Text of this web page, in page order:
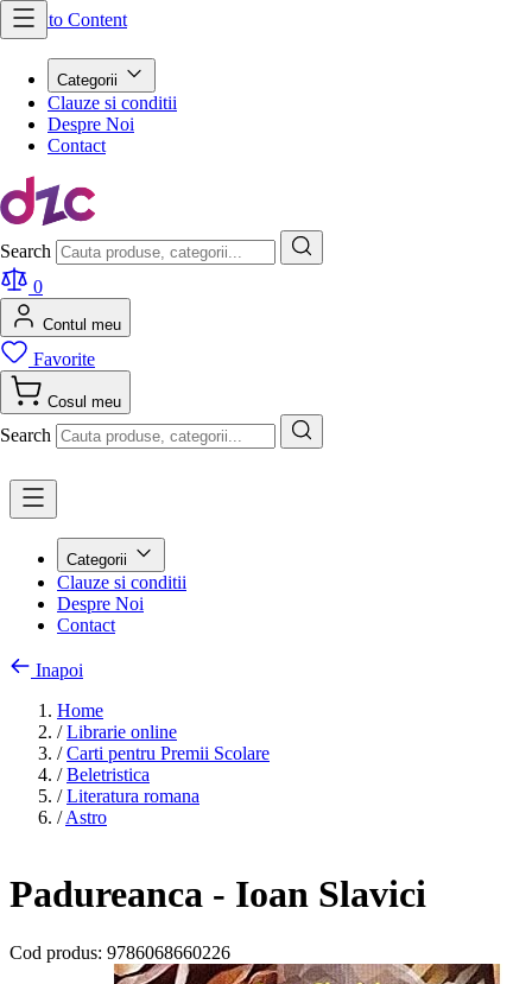
Skip to Content
Categorii
Clauze si conditii
Despre Noi
Contact
Search
0
Contul meu
Favorite
Cosul meu
Search
Categorii
Clauze si conditii
Despre Noi
Contact
Inapoi
Home
/ Librarie online
/ Carti pentru Premii Scolare
/ Beletristica
/ Literatura romana
/ Astro
Padureanca - Ioan Slavici
Cod produs: 9786068660226